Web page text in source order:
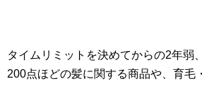
タイムリミットを決めてからの2年弱
200点ほどの髪に関する商品や、育毛